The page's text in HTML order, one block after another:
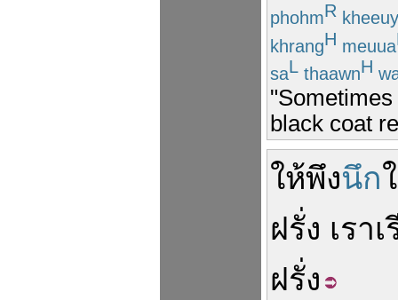
phohmR kheeuy
khrangH meuua
saL thaawnH
black coat
ให้พึงนึก
ฝรั่ง เรา
ฝรั่ง